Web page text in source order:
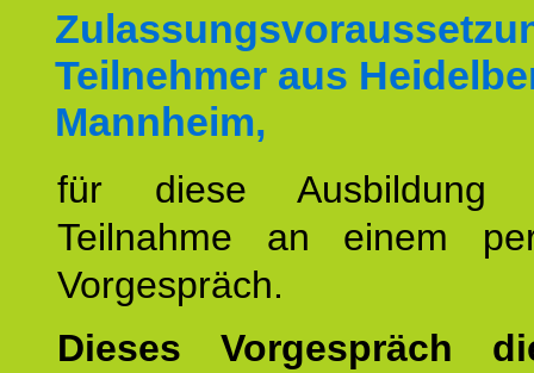
Teilnehmer aus
Mannheim,
für diese
Teilnahme an einem
Vorgespräch.
Dieses Vorgespräch